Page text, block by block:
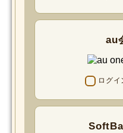
au
ログイ